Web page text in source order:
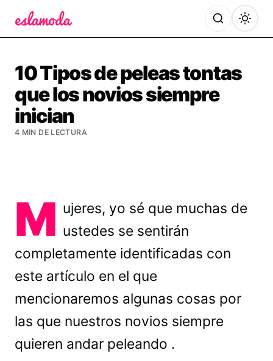
10 Tipos de peleas tontas
que los novios siempre
inician
4 MIN DE LECTURA
M ujeres, yo sé que muchas de
ustedes se sentirán
completamente identificadas con
este artículo en el que
mencionaremos algunas cosas por
las que nuestros novios siempre
quieren andar peleando .